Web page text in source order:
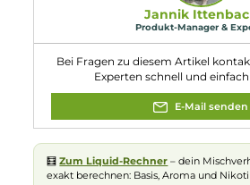
allergische Reaktionen hervorrufen.
Eigenschaften
Flaschengröße:
10ml
Geschmacksrichtung:
Acai-Beere mit
Experte für